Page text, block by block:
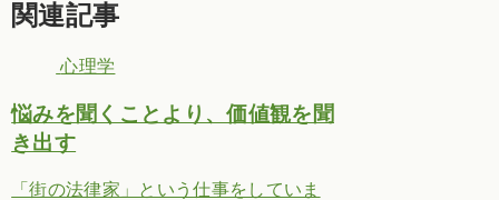
関連記事
心理学
悩みを聞くことより、価値観を聞
き出す
「街の法律家」という仕事をしていま